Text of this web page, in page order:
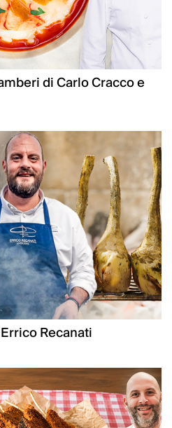
di Carlo Cracco e
Recanati